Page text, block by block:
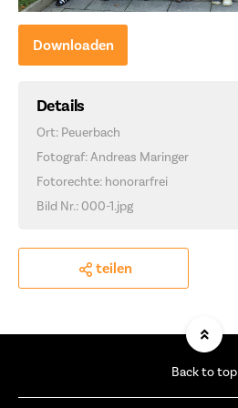
Downloaden
Details
Ort: Peuerbach
Fotograf: Andreas Maringer
Fotorechte: honorarfrei
Bild Nr.: 000-1.jpg
teilen
Back to top